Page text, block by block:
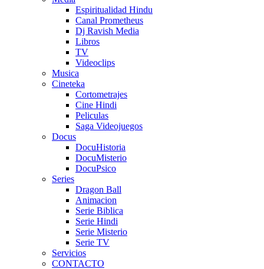
Espiritualidad Hindu
Canal Prometheus
Dj Ravish Media
Libros
TV
Videoclips
Musica
Cineteka
Cortometrajes
Cine Hindi
Peliculas
Saga Videojuegos
Docus
DocuHistoria
DocuMisterio
DocuPsico
Series
Dragon Ball
Animacion
Serie Biblica
Serie Hindi
Serie Misterio
Serie TV
Servicios
CONTACTO